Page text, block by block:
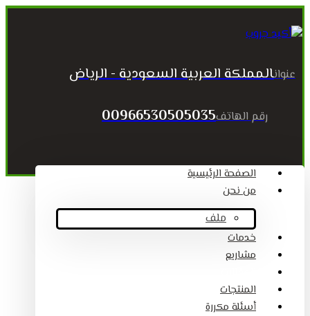
عنوانالمملكة العربية السعودية - الرياض
رقم الهاتف00966530505035
الصفحة الرئيسية
من نحن
ملف
خدمات
مشاريع
المنتجات
أسئلة مكررة